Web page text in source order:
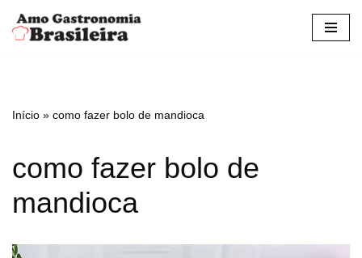
Pular
conteúdo
Início » como fazer bolo de mandioca
como fazer bolo de
mandioca